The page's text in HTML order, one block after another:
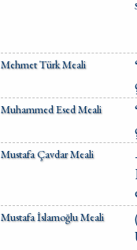
Mehmet Türk Meali
Muhammed Esed Meali
Mustafa Çavdar Meali
Mustafa İslamoğlu Meali